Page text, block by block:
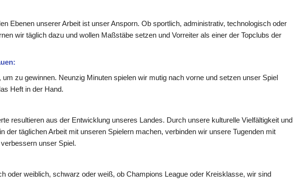
Ebenen unserer Arbeit ist unser Ansporn. Ob sportlich, administrativ, technologisch oder
wir täglich dazu und wollen Maßstäbe setzen und Vorreiter als einer der Topclubs der
um zu gewinnen. Neunzig Minuten spielen wir mutig nach vorne und setzen unser Spiel
Heft in der Hand.
resultieren aus der Entwicklung unseres Landes. Durch unsere kulturelle Vielfältigkeit und
der täglichen Arbeit mit unseren Spielern machen, verbinden wir unsere Tugenden mit
unser Spiel.
oder weiblich, schwarz oder weiß, ob Champions League oder Kreisklasse, wir sind